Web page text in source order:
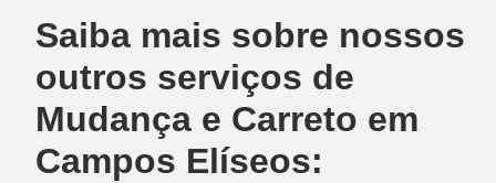
Saiba mais sobre nossos
outros serviços de
Mudança e Carreto em
Campos Elíseos: